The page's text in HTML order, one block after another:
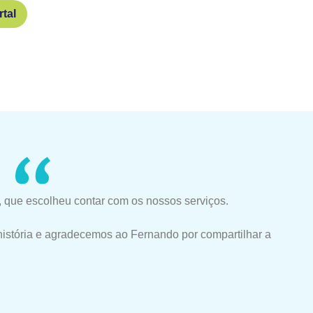
escolheu contar com os nossos serviços.
e agradecemos ao Fernando por compartilhar a